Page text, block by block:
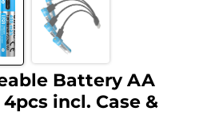
Battery AA
incl. Case &